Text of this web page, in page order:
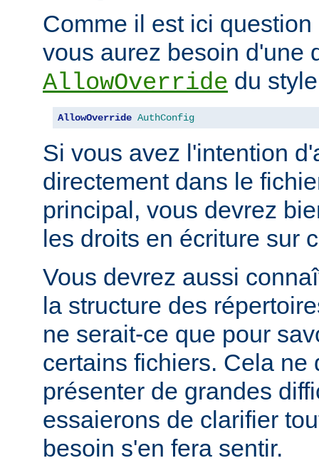
Comme il est ici
vous aurez besoin d'une
AllowOverride du
AllowOverride AuthConfig
Si vous avez l'intention
directement dans le
principal, vous devrez
les droits en écriture sur
Vous devrez aussi
la structure des
ne serait-ce que pour
certains fichiers. Cela ne
présenter de grandes
essaierons de clarifier
besoin s'en fera sentir.